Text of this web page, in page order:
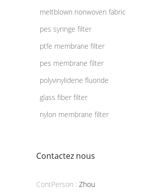
meltblown nonwoven fabric
pes syringe filter
ptfe membrane filter
pes membrane filter
polyvinylidene fluoride
glass fiber filter
nylon membrane filter
Contactez nous
ContPerson : Zhou